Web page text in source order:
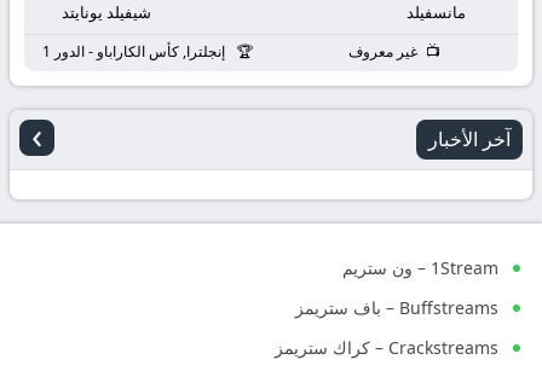
مانسفيلد شيفيلد يونايتد
غير معروف إنجلترا, كأس الكاراباو - الدور 1
آخر الأخبار ›
1Stream – ون ستريم
Buffstreams – باف ستريمز
Crackstreams – كراك ستريمز